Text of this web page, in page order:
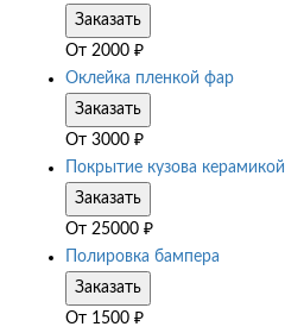
Заказать
От 2000 ₽
Оклейка пленкой фар
Заказать
От 3000 ₽
Покрытие кузова керамикой
Заказать
От 25000 ₽
Полировка бампера
Заказать
От 1500 ₽